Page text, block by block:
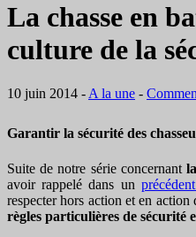
La chasse en
culture de la
10 juin 2014 - A la une -
Garantir la sécurité des
Suite de notre série concernant
avoir rappelé dans un
respecter hors action et en action
règles particulières de sécurité